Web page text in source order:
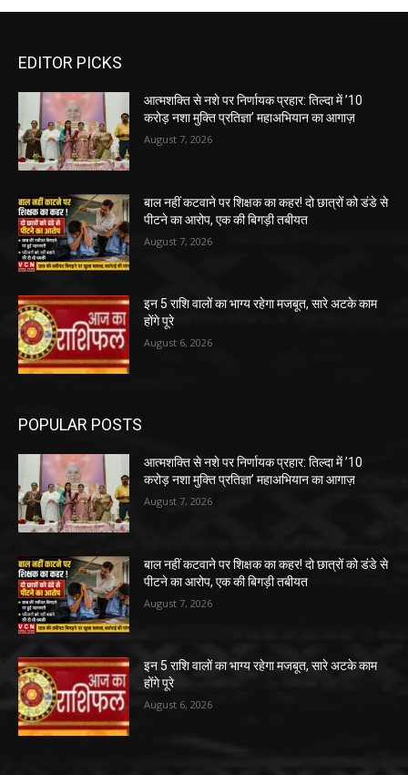
EDITOR PICKS
आत्मशक्ति से नशे पर निर्णायक प्रहार: तिल्दा में ’10
करोड़ नशा मुक्ति प्रतिज्ञा’ महाअभियान का आगाज़
August 7, 2026
बाल नहीं कटवाने पर शिक्षक का कहर! दो छात्रों को डंडे से
पीटने का आरोप, एक की बिगड़ी तबीयत
August 7, 2026
इन 5 राशि वालों का भाग्य रहेगा मजबूत, सारे अटके काम
होंगे पूरे
August 6, 2026
POPULAR POSTS
आत्मशक्ति से नशे पर निर्णायक प्रहार: तिल्दा में ’10
करोड़ नशा मुक्ति प्रतिज्ञा’ महाअभियान का आगाज़
August 7, 2026
बाल नहीं कटवाने पर शिक्षक का कहर! दो छात्रों को डंडे से
पीटने का आरोप, एक की बिगड़ी तबीयत
August 7, 2026
इन 5 राशि वालों का भाग्य रहेगा मजबूत, सारे अटके काम
होंगे पूरे
August 6, 2026